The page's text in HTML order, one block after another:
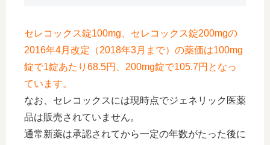
セレコックス錠100mg、セレコックス錠200mgの
2016年4月改定（2018年3月まで）の薬価は100mg
錠で1錠あたり68.5円、200mg錠で105.7円となっ
ています。
なお、セレコックスには現時点でジェネリック医薬
品は販売されていません。
通常新薬は承認されてから一定の年数がたった後に